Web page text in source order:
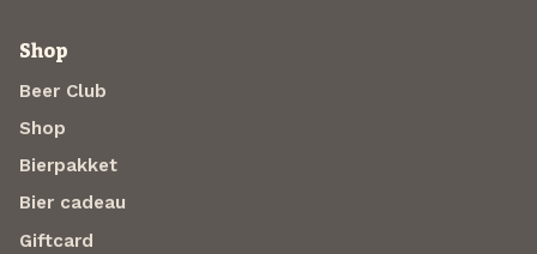
Shop
Beer Club
Shop
Bierpakket
Bier cadeau
Giftcard